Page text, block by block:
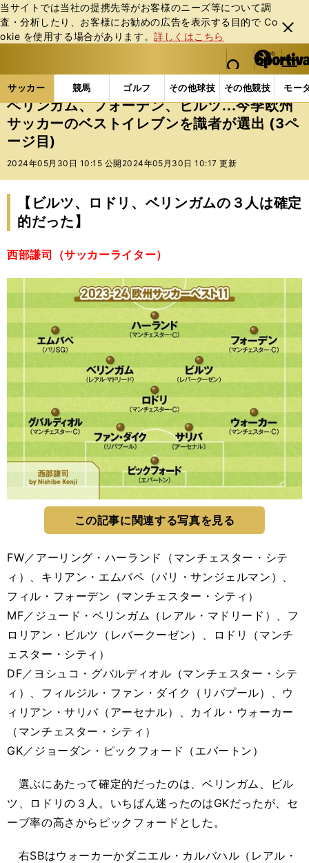
当サイトでは当社の提携先等がお客様のニーズ等について調
査・分析したり、お客様にお勧めの広告を表⽰する⽬的で Co
okie を使⽤する場合があります。詳しくはこちら
閉じ
る
web Sportiva (webスポルティーバ)
検索
マイペ
ー
ジ
メニュ
サッカー 競馬 ゴルフ その他球技 その他競技 モー
ス
ポ
ル
テ
ー
バ
サッカーの記事一覧 海外サッカー 海外サッカー
ベリンガム、フォーデン、ビルツ...今季欧州
サッカーのベストイレブンを識者が選出 (3ペ
ージ目)
2024年05月30日 10:15 公開 2024年05月30日 10:17 更新
【ビルツ、ロドリ、ベリンガムの３人は確定
的だった】
西部謙司（サッカーライター）
この記事に関連する写真を見る
FW／アーリング・ハーランド（マンチェスター・シテ
ィ）、キリアン・エムバペ（パリ・サンジェルマン）、
フィル・フォーデン（マンチェスター・シティ）
MF／ジュード・ベリンガム（レアル・マドリード）、フ
ロリアン・ビルツ（レバークーゼン）、ロドリ（マンチ
ェスター・シティ）
DF／ヨシュコ・グバルディオル（マンチェスター・シテ
ィ）、フィルジル・ファン・ダイク（リバプール）、ウ
ィリアン・サリバ（アーセナル）、カイル・ウォーカー
（マンチェスター・シティ）
GK／ジョーダン・ピックフォード（エバートン）
選ぶにあたって確定的だったのは、ベリンガム、ビル
ツ、ロドリの３人。いちばん迷ったのはGKだったが、セ
ーブ率の高さからピックフォードとした。
右SBはウォーカーかダニエル・カルバハル（レアル・